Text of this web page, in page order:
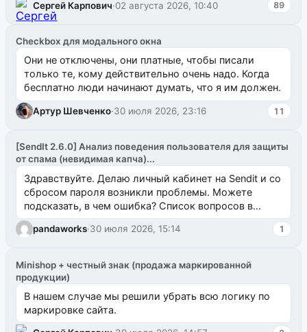
Сергей Карпович·02 августа 2026, 10:40 89
Checkbox для модального окна
Они не отключены, они платные, чтобы писали
только те, кому действительно очень надо. Когда
бесплатно люди начинают думать, что я им должен.
Артур Шевченко·30 июля 2026, 23:16 11
[SendIt 2.6.0] Анализ поведения пользователя для защиты
от спама (невидимая капча)...
Здравствуйте. Делаю личный кабинет на Sendit и со
сбросом пароля возникли проблемы. Можете
подсказать, в чем ошибка? Список вопросов в
одноименном разделе на modx.pro пока пуст, и,...
pandaworks·30 июля 2026, 15:14 1
Minishop + честный знак (продажа маркированной
продукции)
В нашем случае мы решили убрать всю логику по
маркировке сайта.